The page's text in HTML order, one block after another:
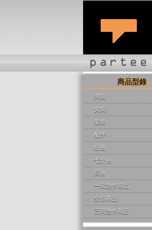
商品型錄
男裝
女裝
童裝
配件
短袖
七分袖
長袖
一天急件商品
全部商品
三天急件商品